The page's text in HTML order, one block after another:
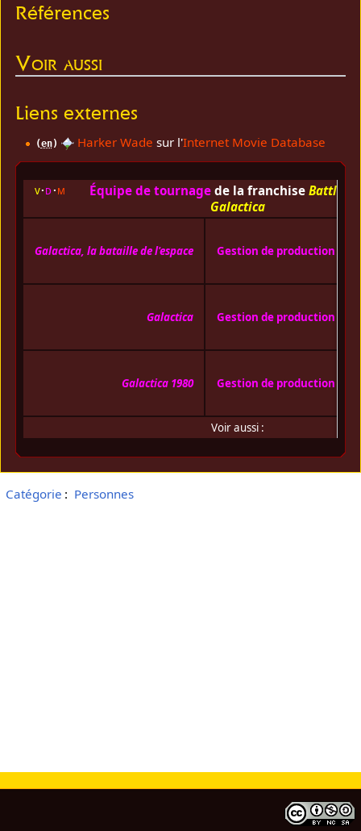
Références
Voir aussi
Liens externes
(en) Harker Wade sur l'Internet Movie Database
v d m Équipe de tournagede la franchise
Galactica
Galactica, la bataille de l'espace Gestion de production
Galactica Gestion de production
Galactica 1980 Gestion de production
Voir aussi :
Catégorie : Personnes